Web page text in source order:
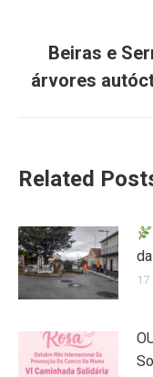
Beiras e
árvores
Related
17